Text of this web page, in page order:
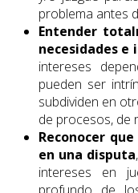
problema antes
Entender
necesidades e
intereses
pueden ser
subdividen en
de procesos, de
Reconocer
en una disputa
intereses en